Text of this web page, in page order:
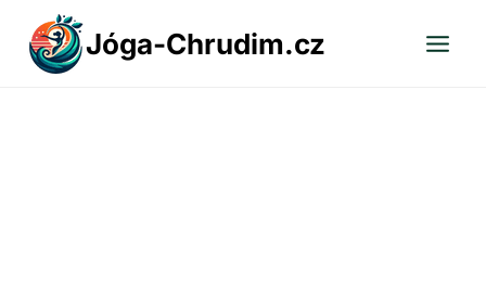
Přeskočit
obsah
Jóga-Chrudim.cz